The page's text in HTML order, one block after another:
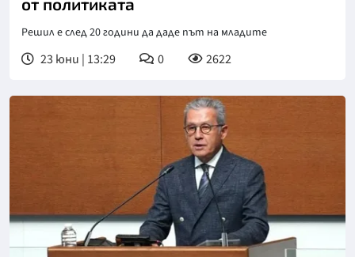
Решил е след 20 години да даде път на младите
23 юни | 13:29 0 2622